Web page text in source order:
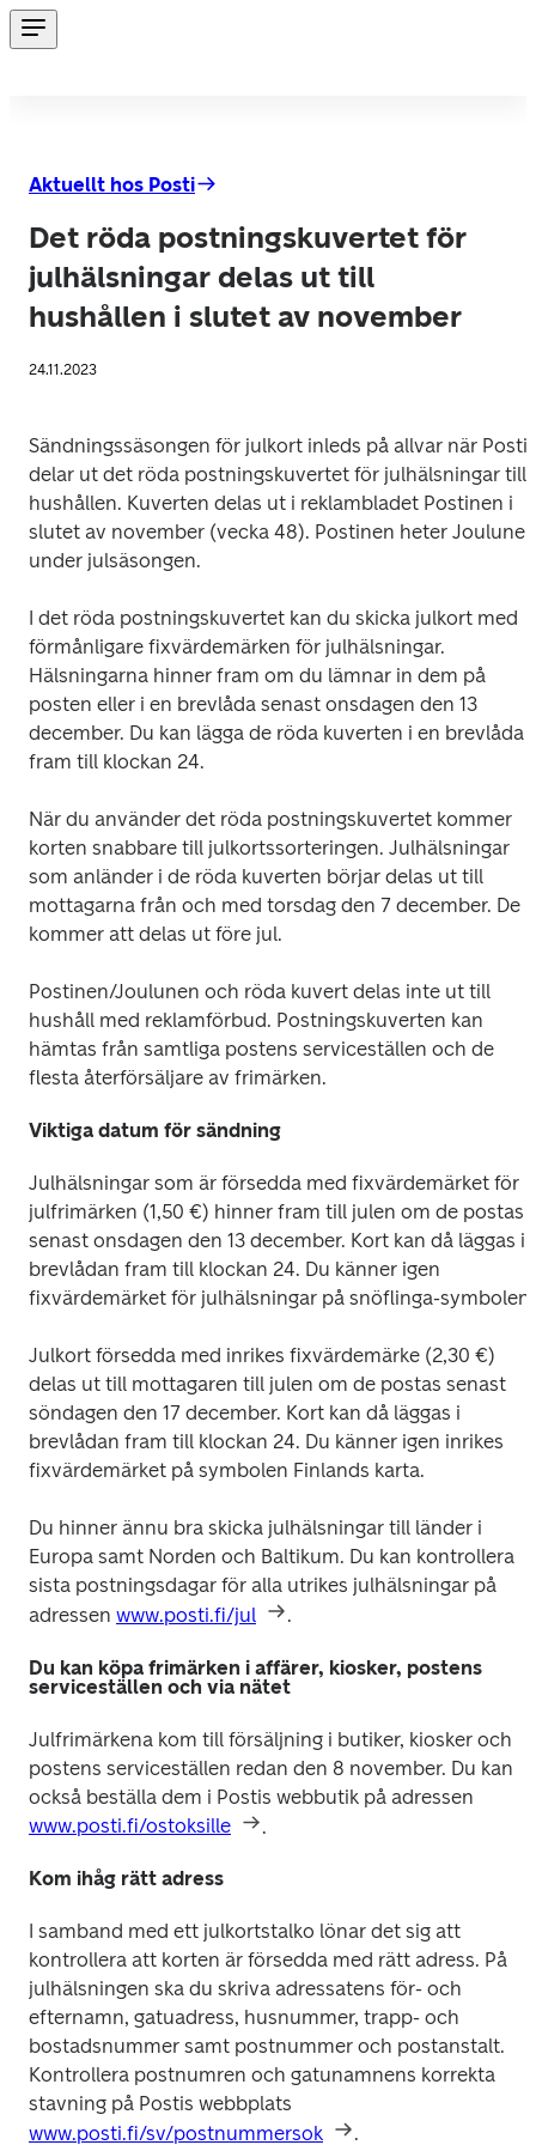
Aktuellt hos Posti
Det röda postningskuvertet för
julhälsningar delas ut till
hushållen i slutet av november
24.11.2023
Sändningssäsongen för julkort inleds på allvar när Posti
delar ut det röda postningskuvertet för julhälsningar till
hushållen. Kuverten delas ut i reklambladet Postinen i
slutet av november (vecka 48). Postinen heter Joulunen
under julsäsongen.
I det röda postningskuvertet kan du skicka julkort med
förmånligare fixvärdemärken för julhälsningar.
Hälsningarna hinner fram om du lämnar in dem på
posten eller i en brevlåda senast onsdagen den 13
december. Du kan lägga de röda kuverten i en brevlåda
fram till klockan 24.
När du använder det röda postningskuvertet kommer
korten snabbare till julkortssorteringen. Julhälsningar
som anländer i de röda kuverten börjar delas ut till
mottagarna från och med torsdag den 7 december. De
kommer att delas ut före jul.
Postinen/Joulunen och röda kuvert delas inte ut till
hushåll med reklamförbud. Postningskuverten kan
hämtas från samtliga postens serviceställen och de
flesta återförsäljare av frimärken.
Viktiga datum för sändning
Julhälsningar som är försedda med fixvärdemärket för
julfrimärken (1,50 €) hinner fram till julen om de postas
senast onsdagen den 13 december. Kort kan då läggas i
brevlådan fram till klockan 24. Du känner igen
fixvärdemärket för julhälsningar på snöflinga-symbolen.
Julkort försedda med inrikes fixvärdemärke (2,30 €)
delas ut till mottagaren till julen om de postas senast
söndagen den 17 december. Kort kan då läggas i
brevlådan fram till klockan 24. Du känner igen inrikes
fixvärdemärket på symbolen Finlands karta.
Du hinner ännu bra skicka julhälsningar till länder i
Europa samt Norden och Baltikum. Du kan kontrollera
sista postningsdagar för alla utrikes julhälsningar på
adressen www.posti.fi/jul .
Du kan köpa frimärken i affärer, kiosker, postens
serviceställen och via nätet
Julfrimärkena kom till försäljning i butiker, kiosker och
postens serviceställen redan den 8 november. Du kan
www.posti.fi/ostoksille
.
Kom ihåg rätt adress
I samband med ett julkortstalko lönar det sig att
kontrollera att korten är försedda med rätt adress. På
julhälsningen ska du skriva adressatens för- och
efternamn, gatuadress, husnummer, trapp- och
bostadsnummer samt postnummer och postanstalt.
Kontrollera postnumren och gatunamnens korrekta
www.posti.fi/sv/postnummersok
.